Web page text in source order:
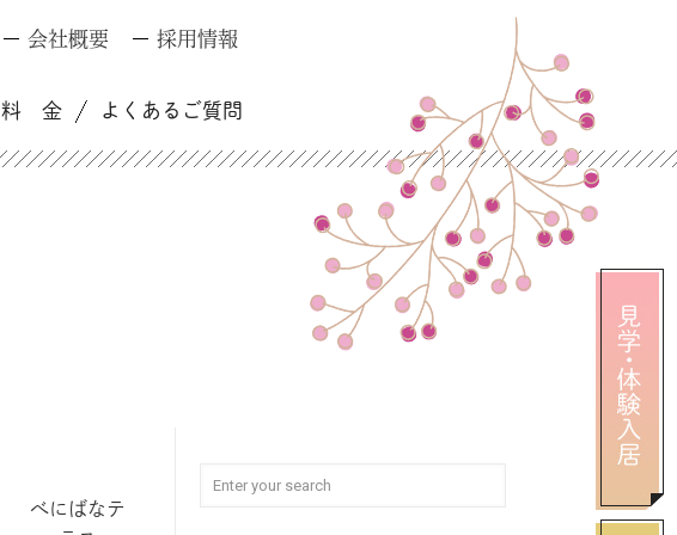
会社概要 採用情報
料 金 よくあるご質問
べにばなテ